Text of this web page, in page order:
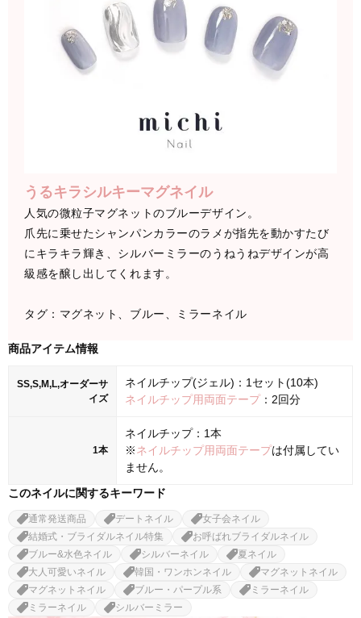
うるキラシルキーマグネイル
人気の微粒子マグネットのブルーデザイン。
爪先に乗せたシャンパンカラーのラメが指先を動かすたび
にキラキラ輝き、シルバーミラーのうねうねデザインが高
級感を醸し出してくれます。
タグ：マグネット、ブルー、ミラーネイル
商品アイテム情報
SS,S,M,L,オーダーサ
イズ
ネイルチップ(ジェル)：1セット(10本)
ネイルチップ用両面テープ：2回分
1本
ネイルチップ：1本
※ネイルチップ用両面テープは付属してい
ません。
このネイルに関するキーワード
通常発送商品 デートネイル
女子会ネイル
結婚式・ブライダルネイル特集
お呼ばれブライダルネイル
ブルー&水色ネイル
シルバーネイル
夏ネイル
大人可愛いネイル
韓国・ワンホンネイル
マグネットネイル
マグネットネイル
ブルー・パープル系
ミラーネイル
ミラーネイル
シルバーミラー